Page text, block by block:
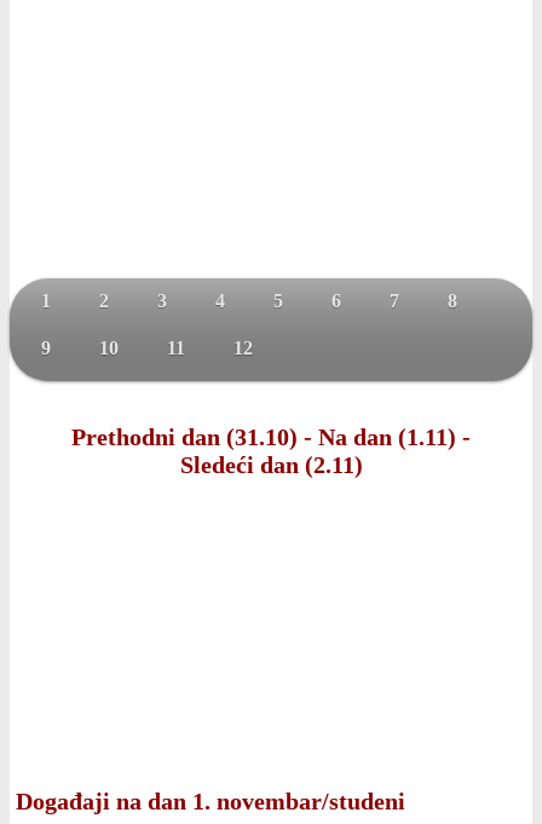
1 2 3 4 5 6 7 8
9 10 11 12
Prethodni dan (31.10) - Na dan (1.11) -
Sledeći dan (2.11)
Događaji na dan 1. novembar/studeni